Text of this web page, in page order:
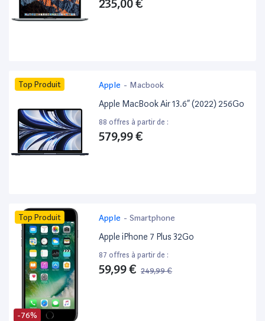
235,00 €
Top Produit Apple - Macbook
Apple MacBook Air 13.6” (2022) 256Go
88 offres à partir de :
579,99 €
-76%
Top Produit Apple - Smartphone
Apple iPhone 7 Plus 32Go
87 offres à partir de :
59,99 € 249,99 €